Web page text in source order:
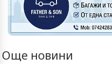
Още новини